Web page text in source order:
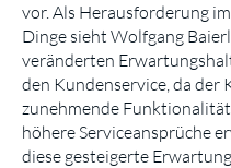
vor. Als Herausforderung
Dinge sieht Wolfgang
veränderten
den Kundenservice, da der
zunehmende
höhere Serviceansprüche
diese gesteigerte